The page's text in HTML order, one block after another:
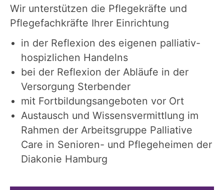
Wir unterstützen die Pflegekräfte und
Pflegefachkräfte Ihrer Einrichtung
in der Reflexion des eigenen palliativ-
hospizlichen Handelns
bei der Reflexion der Abläufe in der
Versorgung Sterbender
mit Fortbildungsangeboten vor Ort
Austausch und Wissensvermittlung im
Rahmen der Arbeitsgruppe Palliative
Care in Senioren- und Pflegeheimen der
Diakonie Hamburg